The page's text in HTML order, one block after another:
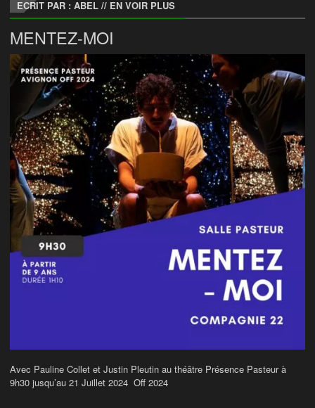
ECRIT PAR : ABEL // EN VOIR PLUS
MENTEZ-MOI
Avec Pauline Collet et Justin Pleutin au théâtre Présence Pasteur à
9h30 jusqu’au 21 Juillet 2024 Off 2024